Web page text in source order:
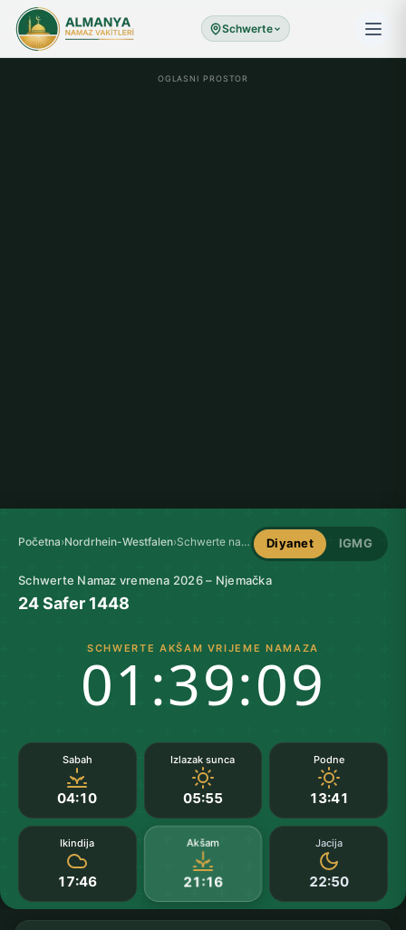
Schwerte
OGLASNI PROSTOR
Početna›Nordrhein-Westfalen› Schwerte namaz vremena Diyanet IGMG
Schwerte Namaz vremena 2026 – Njemačka
24 Safer 1448
SCHWERTE AKŠAM VRIJEME NAMAZA
01:39:08
Sabah
04:10
Izlazak sunca
05:55
Podne
13:41
Ikindija
17:46
Akšam
21:16
Jacija
22:50